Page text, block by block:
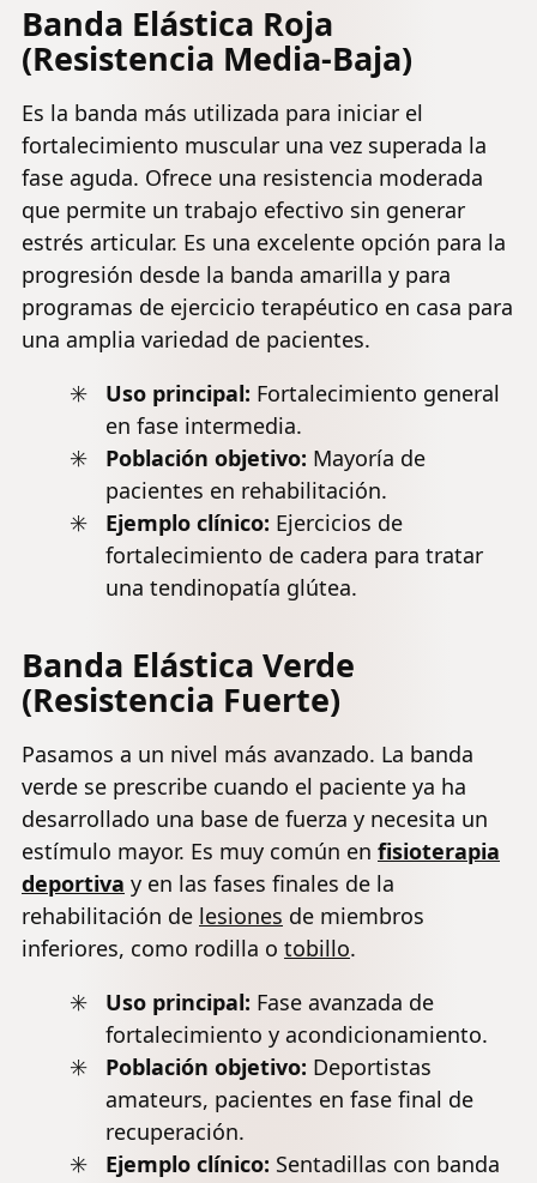
Banda Elástica Roja
(Resistencia Media-Baja)
Es la banda más utilizada para iniciar el
fortalecimiento muscular una vez superada la
fase aguda. Ofrece una resistencia moderada
que permite un trabajo efectivo sin generar
estrés articular. Es una excelente opción para la
progresión desde la banda amarilla y para
programas de ejercicio terapéutico en casa para
una amplia variedad de pacientes.
Uso principal: Fortalecimiento general
en fase intermedia.
Población objetivo: Mayoría de
pacientes en rehabilitación.
Ejemplo clínico: Ejercicios de
fortalecimiento de cadera para tratar
una tendinopatía glútea.
Banda Elástica Verde
(Resistencia Fuerte)
Pasamos a un nivel más avanzado. La banda
verde se prescribe cuando el paciente ya ha
desarrollado una base de fuerza y necesita un
estímulo mayor. Es muy común en fisioterapia
deportiva y en las fases finales de la
rehabilitación de lesiones de miembros
inferiores, como rodilla o tobillo.
Uso principal: Fase avanzada de
fortalecimiento y acondicionamiento.
Población objetivo: Deportistas
amateurs, pacientes en fase final de
recuperación.
Ejemplo clínico: Sentadillas con banda